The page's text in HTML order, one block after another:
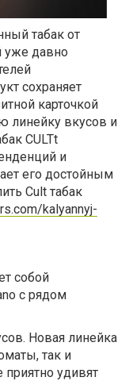
табак от
уже давно
сохраняет
карточкой
линейку вкусов и
CULTt
и
его достойным
Cult табак
kalyannyj-
собой
с рядом
Новая линейка
так и
удивят